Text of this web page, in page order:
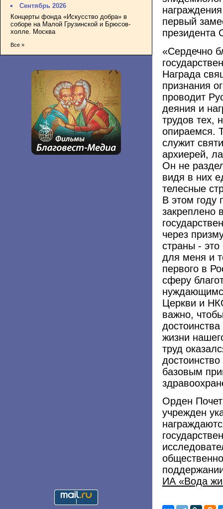
Сентябрь 2026
Концерты фонда «Искусство добра» в
соборе на Малой Грузинской и Брюсов-
холле. Москва
Все »
первый
президента
«Сердечно
Награда
признания
проводит
деяния и
трудов тех,
опираемся.
служит
архиерей,
Он не
видя в них
телесные
В этом году
закреплено
через
страны -
для меня и
первого в
сферу
Церкви и
важно,
жизни
труд
базовым
Орден
учрежден
ИА «Вода